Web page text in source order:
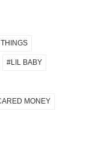
LIL BABY
MONEY